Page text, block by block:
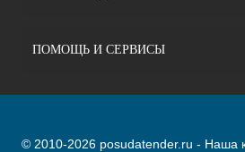
ПОМОЩЬ И СЕРВИСЫ
© 2010-2026 posudatender.ru - Наша